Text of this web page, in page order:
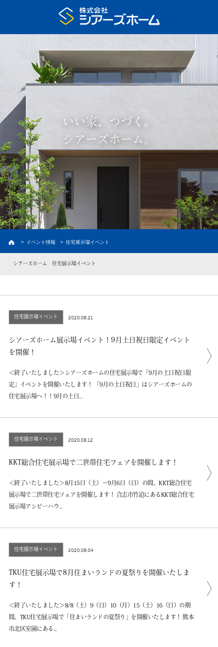
プラン集申込 展示場予約
家の特長 いい家、つづく
住宅展示場 注文住宅のモデルハウス
まちなかモデルハウス
建築実例 お客様の声・家の外観
新築プラン 価格と間取り
初めての家づくり
建売情報
資料請求
会員限定コンテンツ
企業情報
サイトマップ
いい家、つづく。
シアーズホーム。
> イベント情報 > 住宅展示場イベント
シアーズホーム 住宅展示場イベント
住宅展示場イベント 2020.08.21
シアーズホーム展示場イベント！9月土日祝日限定イベント
を開催！
＜終了いたしました＞シアーズホームの住宅展示場で「9月の土日祝日限
定」イベントを開催いたします！ 「9月の土日祝日」はシアーズホームの
住宅展示場へ！！9月の土日...
住宅展示場イベント 2020.08.12
KKT総合住宅展示場で二世帯住宅フェアを開催します！
＜終了いたしました＞8月15日（土）～9月6日（日）の間、KKT総合住宅
展示場で二世帯住宅フェアを開催します！ 合志市竹迫にあるKKT総合住宅
展示場アンビーハウ...
住宅展示場イベント 2020.08.04
TKU住宅展示場で8月住まいランドの夏祭りを開催いたしま
す！
＜終了いたしました＞8/8（土）9（日）10（月）15（土）16（日）の期
間、TKU住宅展示場で「住まいランドの夏祭り」を開催いたします！ 熊本
市北区室園にある...